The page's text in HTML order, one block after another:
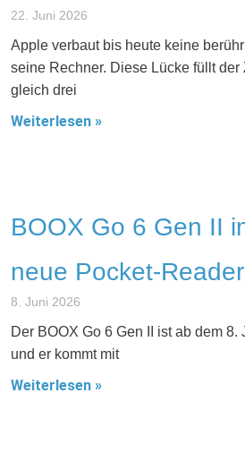
22. Juni 2026
Apple verbaut bis heute keine
seine Rechner. Diese Lücke füllt
gleich drei
Weiterlesen »
BOOX Go 6 Gen II
neue Pocket-
8. Juni 2026
Der BOOX Go 6 Gen II ist ab dem
und er kommt mit
Weiterlesen »